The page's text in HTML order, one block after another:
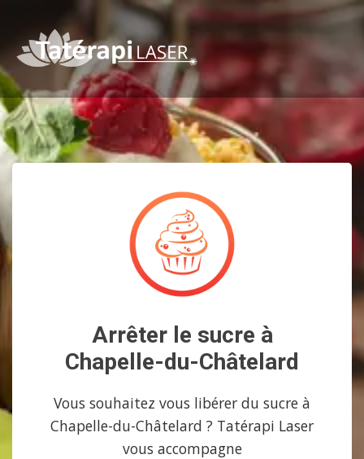
Arrêter le sucre à
Chapelle-du-Châtelard
Vous souhaitez vous libérer du sucre à
Chapelle-du-Châtelard ? Tatérapi Laser
vous accompagne